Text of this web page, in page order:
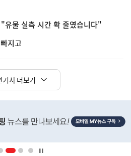
유물 실측 시간 확 줄였습니다"
지고
기사 더보기